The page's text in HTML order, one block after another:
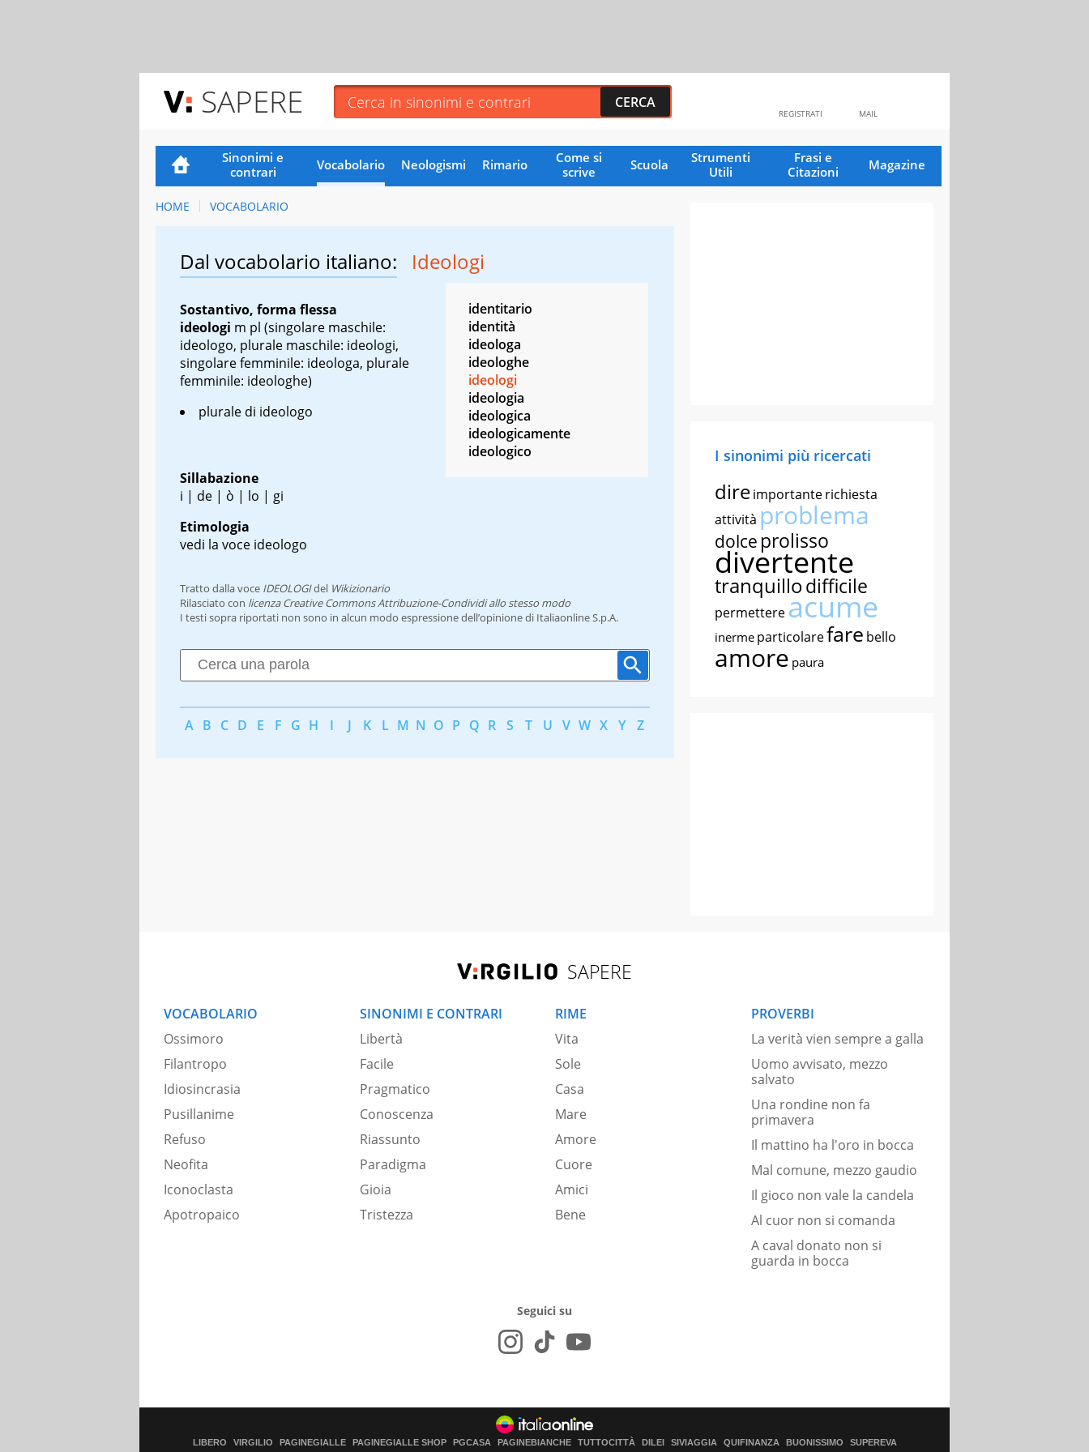
SAPERE MAIL
REGISTRATI
Sinonimi e
contrari
Vocabolario Neologismi Rimario
Come si
scrive
Scuola
Strumenti
Utili
Frasi e
Citazioni
Magazine
HOME VOCABOLARIO
Dal vocabolario italiano: Ideologi
Sostantivo, forma flessa
ideologi m pl (singolare maschile:
ideologo, plurale maschile: ideologi,
singolare femminile: ideologa, plurale
femminile: ideologhe)
plurale di ideologo
Sillabazione
i | de | ò | lo | gi
Etimologia
vedi la voce ideologo
identitario
identità
ideologa
ideologhe
ideologi
ideologia
ideologica
ideologicamente
ideologico
Tratto dalla voce IDEOLOGIdel Wikizionario
Rilasciato con licenza Creative Commons Attribuzione-Condividi allo stesso modo
I testi sopra riportati non sono in alcun modo espressione dell’opinione di Italiaonline S.p.A.
A B C D E F G H I J K L M N O P Q R S T U V W X Y Z
I sinonimi più ricercati
direimportanterichiesta
attività problema
dolce prolisso
divertente
tranquillodifficile
permettereacume
inerme particolarefare bello
amore paura
SAPERE
VOCABOLARIO
Ossimoro
Filantropo
Idiosincrasia
Pusillanime
Refuso
Neofita
Iconoclasta
Apotropaico
SINONIMI E CONTRARI
Libertà
Facile
Pragmatico
Conoscenza
Riassunto
Paradigma
Gioia
Tristezza
RIME
Vita
Sole
Casa
Mare
Amore
Cuore
Amici
Bene
PROVERBI
La verità vien sempre a galla
Uomo avvisato, mezzo
salvato
Una rondine non fa
primavera
Il mattino ha l'oro in bocca
Mal comune, mezzo gaudio
Il gioco non vale la candela
Al cuor non si comanda
A caval donato non si
guarda in bocca
Seguici su
LIBERO VIRGILIO PAGINEGIALLE PAGINEGIALLE SHOP PGCASA PAGINEBIANCHE TUTTOCITTÀ DILEI SIVIAGGIA QUIFINANZA BUONISSIMO SUPEREVA